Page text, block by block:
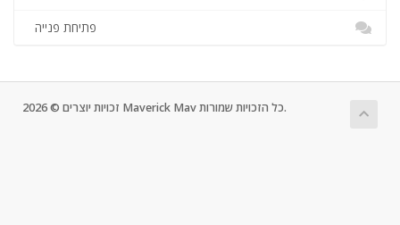
פתיחת פנייה
זכויות יוצרים © 2026 Maverick Mav כל הזכויות שמורות.